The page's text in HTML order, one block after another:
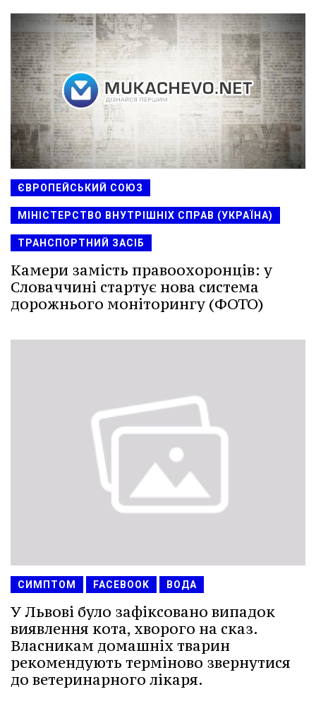
ЄВРОПЕЙСЬКИЙ СОЮЗ
МІНІСТЕРСТВО ВНУТРІШНІХ СПРАВ (УКРАЇНА)
ТРАНСПОРТНИЙ ЗАСІБ
Камери замість правоохоронців: у
Словаччині стартує нова система
дорожнього моніторингу (ФОТО)
СИМПТОМ FACEBOOK ВОДА
У Львові було зафіксовано випадок
виявлення кота, хворого на сказ.
Власникам домашніх тварин
рекомендують терміново звернутися
до ветеринарного лікаря.